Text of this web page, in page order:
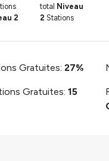
2
total Niveau
2 Stations
Gratuites: 27%
Gratuites: 15